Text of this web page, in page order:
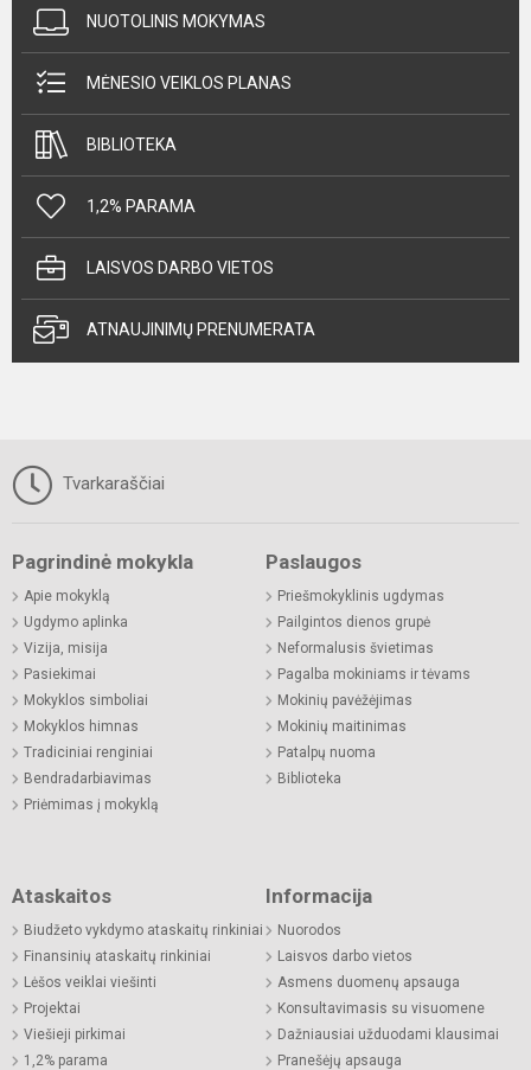
NUOTOLINIS MOKYMAS
MĖNESIO VEIKLOS PLANAS
BIBLIOTEKA
1,2% PARAMA
LAISVOS DARBO VIETOS
ATNAUJINIMŲ PRENUMERATA
Tvarkaraščiai
Pagrindinė mokykla
Apie mokyklą
Ugdymo aplinka
Vizija, misija
Pasiekimai
Mokyklos simboliai
Mokyklos himnas
Tradiciniai renginiai
Bendradarbiavimas
Priėmimas į mokyklą
Paslaugos
Priešmokyklinis ugdymas
Pailgintos dienos grupė
Neformalusis švietimas
Pagalba mokiniams ir tėvams
Mokinių pavėžėjimas
Mokinių maitinimas
Patalpų nuoma
Biblioteka
Ataskaitos
Biudžeto vykdymo ataskaitų rinkiniai
Finansinių ataskaitų rinkiniai
Lėšos veiklai viešinti
Projektai
Viešieji pirkimai
1,2% parama
Informacija
Nuorodos
Laisvos darbo vietos
Asmens duomenų apsauga
Konsultavimasis su visuomene
Dažniausiai užduodami klausimai
Pranešėjų apsauga